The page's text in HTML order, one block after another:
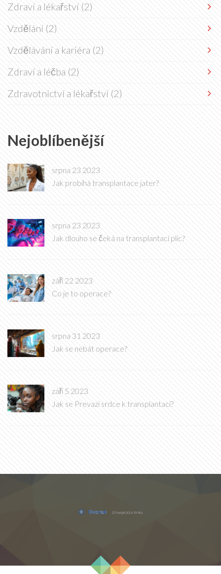
Zdraví a lékařství(2)
Vzdělání(2)
Vzdělávání a kariéra(2)
Zdraví a léčba(2)
Zdravotnictví a lékařství(2)
Nejoblíbenější
srpna 23 2023
Jak probíhá transplantace jater?
srpna 23 2023
Jak dlouho se čeká na transplantaci plic?
září 22 2023
Co je to operace?
srpna 31 2023
Jak se nebát operace?
září 5 2023
Jak se Prevazi srdce k transplantaci?